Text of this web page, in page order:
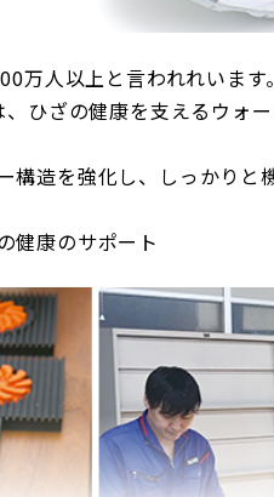
万人以上と言われれいま
ひざの健康を支えるウォ
造を強化し、しっかりと
健康のサポート